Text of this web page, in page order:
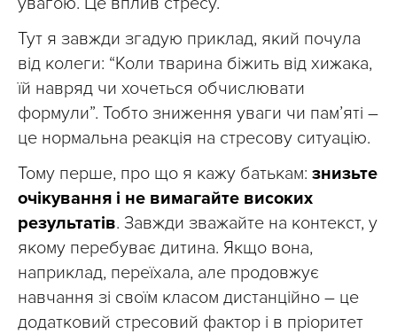
Тут я завжди згадую приклад, який почула
від колеги: “Коли тварина біжить від хижака,
їй навряд чи хочеться обчислювати
формули”. Тобто зниження уваги чи пам’яті –
це нормальна реакція на стресову ситуацію.
Тому перше, про що я кажу батькам: знизьте
очікування і не вимагайте високих
результатів. Завжди зважайте на контекст, у
якому перебуває дитина. Якщо вона,
наприклад, переїхала, але продовжує
навчання зі своїм класом дистанційно – це
додатковий стресовий фактор і в пріоритет